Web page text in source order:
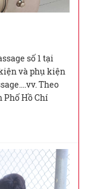
số 1 tại
và phụ kiện
Theo
Phố Hồ Chí